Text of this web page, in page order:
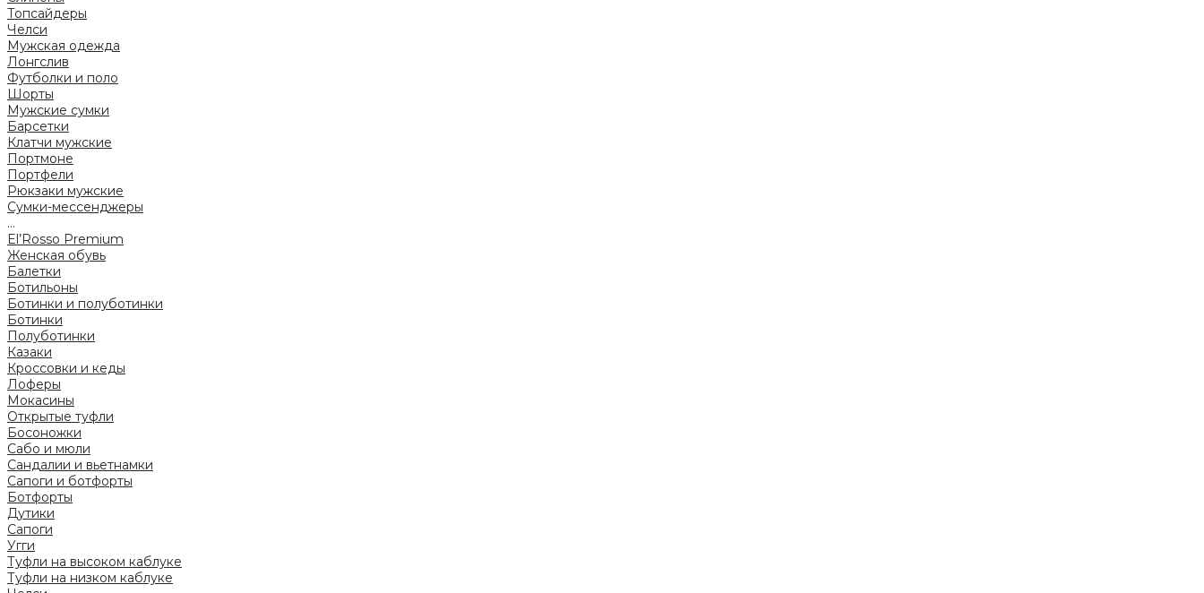
Топсайдеры
Челси
Мужская одежда
Лонгслив
Футболки и поло
Шорты
Мужские сумки
Барсетки
Клатчи мужские
Портмоне
Портфели
Рюкзаки мужские
Сумки-мессенджеры
...
El’Rosso Premium
Женская обувь
Балетки
Ботильоны
Ботинки и полуботинки
Ботинки
Полуботинки
Казаки
Кроссовки и кеды
Лоферы
Мокасины
Открытые туфли
Босоножки
Сабо и мюли
Сандалии и вьетнамки
Сапоги и ботфорты
Ботфорты
Дутики
Сапоги
Угги
Туфли на высоком каблуке
Туфли на низком каблуке